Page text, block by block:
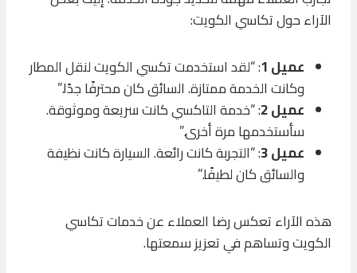
الآراء حول تكاسي الكويت:
عميل 1 : “لقد استخدمت تكسي الكويت لنقل المطار
وكانت الخدمة ممتازة. السائق كان محترفًا جدًا.”
عميل 2 : “خدمة التاكسي كانت سريعة وموثوقة.
سأستخدمها مرة أخرى.”
عميل 3 : “التجربة كانت رائعة. السيارة كانت نظيفة
والسائق كان لطيفًا.”
هذه الآراء تعكس رضا العملاء عن خدمات تكاسي
الكويت وتساهم في تعزيز سمعتها.